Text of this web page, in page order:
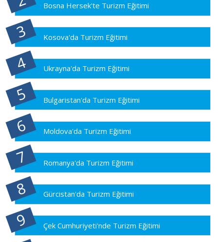
Bosna Hersek'te Turizm Eğitimi
Kosova'da Turizm Eğitimi
Ukrayna'da Turizm Eğitimi
Bulgaristan'da Turizm Eğitimi
Moldova'da Turizm Eğitimi
Romanya'da Turizm Eğitimi
Gürcistan'da Turizm Eğitimi
Çek Cumhuriyeti'nde Turizm Eğitimi